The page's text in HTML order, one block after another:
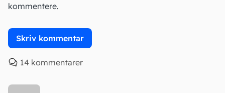
kommentere.
14 kommentarer